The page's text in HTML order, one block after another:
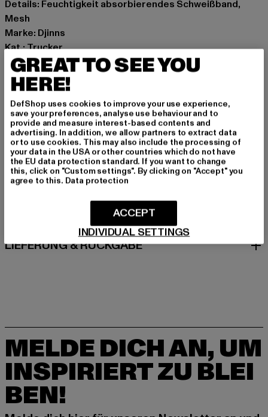
Details: Feuchtigkeit absorbierendes Schweißband,
Mesh
Marke: Djinns
Kat.: Trucker
Farbe: schwarz
Hersteller Farbe: Black
Materialzusammensetzung: 60% Baumwolle, 40%
Polyester
Art.Nr: 1001556-10929
Hersteller: Huesken Distribution GmbH & Co. KG |
info@djinns-shop.eu
Sandstraße 92 | 45473 Mülheim an der Ruhr | DE
GRÖSSE & PASSFORM
LIEFERUNG & RÜCKGABE
MELDE DICH AN, UM
INSPIRIERT ZU BLEI
BEN!
GREAT TO SEE YOU
HERE!
DefShop uses cookies to improve your use experience,
save your preferences, analyse use behaviour and to
provide and measure interest-based contents and
advertising. In addition, we allow partners to extract data
or to use cookies. This may also include the processing of
your data in the USA or other countries which do not have
the EU data protection standard. If you want to change
this, click on "Custom settings". By clicking on "Accept" you
agree to this. Data protection
INDIVIDUAL SETTINGS
ACCEPT